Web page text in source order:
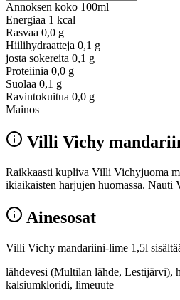
Annoksen koko 100ml
Energiaa 1 kcal
Rasvaa 0,0 g
Hiilihydraatteja 0,1 g
josta sokereita 0,1 g
Proteiinia 0,0 g
Suolaa 0,1 g
Ravintokuitua 0,0 g
Mainos
Villi Vichy
Raikkaasti kupliva Villi Vichyjuoma
ikiaikaisten harjujen huomassa.
Ainesosat
Villi Vichy mandariini-lime 1,5l
lähdevesi (Multilan lähde, Lestijärvi),
kalsiumkloridi, limeuute